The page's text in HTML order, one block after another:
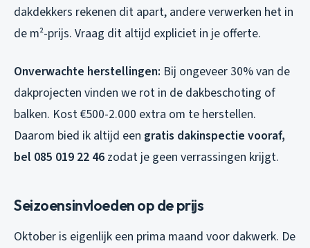
dakdekkers rekenen dit apart, andere verwerken het in
de m²-prijs. Vraag dit altijd expliciet in je offerte.
Onverwachte herstellingen: Bij ongeveer 30% van de
dakprojecten vinden we rot in de dakbeschoting of
balken. Kost €500-2.000 extra om te herstellen.
Daarom bied ik altijd een gratis dakinspectie vooraf,
bel 085 019 22 46 zodat je geen verrassingen krijgt.
Seizoensinvloeden op de prijs
Oktober is eigenlijk een prima maand voor dakwerk. De